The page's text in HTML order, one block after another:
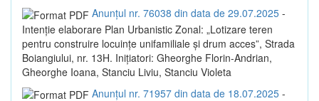
Anunțul nr. 76038 din data de 29.07.2025 -
Intenție elaborare Plan Urbanistic Zonal: „Lotizare teren
pentru construire locuințe unifamiliale și drum acces”, Strada
Boiangiului, nr. 13H. Inițiatori: Gheorghe Florin-Andrian,
Gheorghe Ioana, Stanciu Liviu, Stanciu Violeta
Anunțul nr. 71957 din data de 18.07.2025 -